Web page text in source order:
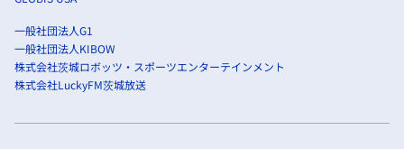
一般社団法人G1
一般社団法人KIBOW
株式会社茨城ロボッツ・スポーツエンターテインメント
株式会社LuckyFM茨城放送